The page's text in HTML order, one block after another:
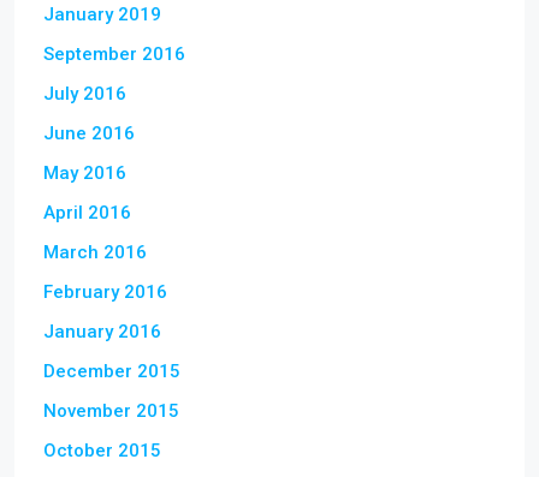
January 2019
September 2016
July 2016
June 2016
May 2016
April 2016
March 2016
February 2016
January 2016
December 2015
November 2015
October 2015